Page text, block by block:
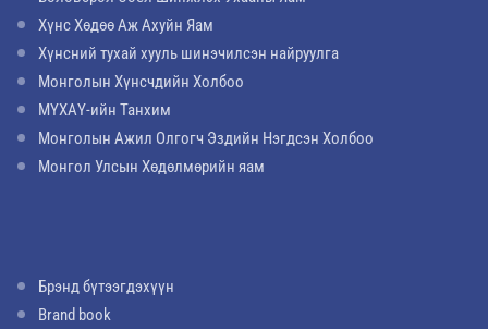
Хүнс Хөдөө Аж Ахуйн Яам
Хүнсний тухай хууль шинэчилсэн найруулга
Монголын Хүнсчдийн Холбоо
МҮХАҮ-ийн Танхим
Монголын Ажил Олгогч Эздийн Нэгдсэн Холбоо
Монгол Улсын Хөдөлмөрийн яам
Брэнд бүтээгдэхүүн
Brand book